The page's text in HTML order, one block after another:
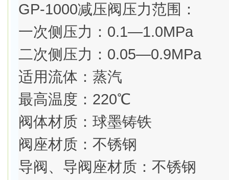
GP-1000减压阀压力范围：
一次侧压力：0.1—1.0MPa
二次侧压力：0.05—0.9MPa
适用流体：蒸汽
最高温度：220℃
阀体材质：球墨铸铁
阀座材质：不锈钢
导阀、导阀座材质：不锈钢